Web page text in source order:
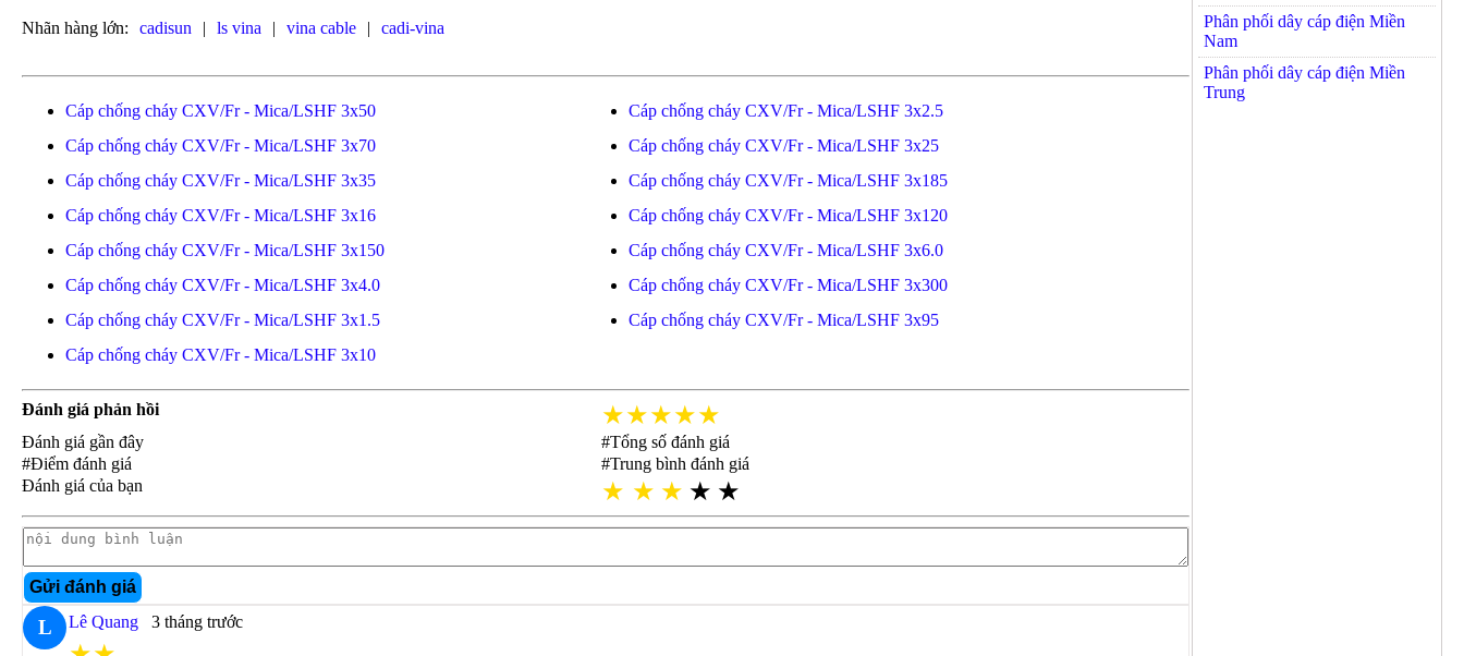
Nhãn hàng lớn: cadisun | ls vina | vina cable | cadi-vina
Cáp chống cháy CXV/Fr - Mica/LSHF 3x50
Cáp chống cháy CXV/Fr - Mica/LSHF 3x2.5
Cáp chống cháy CXV/Fr - Mica/LSHF 3x70
Cáp chống cháy CXV/Fr - Mica/LSHF 3x25
Cáp chống cháy CXV/Fr - Mica/LSHF 3x35
Cáp chống cháy CXV/Fr - Mica/LSHF 3x185
Cáp chống cháy CXV/Fr - Mica/LSHF 3x16
Cáp chống cháy CXV/Fr - Mica/LSHF 3x120
Cáp chống cháy CXV/Fr - Mica/LSHF 3x150
Cáp chống cháy CXV/Fr - Mica/LSHF 3x6.0
Cáp chống cháy CXV/Fr - Mica/LSHF 3x4.0
Cáp chống cháy CXV/Fr - Mica/LSHF 3x300
Cáp chống cháy CXV/Fr - Mica/LSHF 3x1.5
Cáp chống cháy CXV/Fr - Mica/LSHF 3x95
Cáp chống cháy CXV/Fr - Mica/LSHF 3x10
Đánh giá phản hồi ★★★★★
Đánh giá gần đây
#Tổng số đánh giá
#Điểm đánh giá
#Trung bình đánh giá
Đánh giá của bạn
★ ★ ★ ★ ★
Gửi đánh giá
L Lê Quang 3 tháng trước
Phân phối dây cáp điện Miền
Nam
Phân phối dây cáp điện Miền
Trung